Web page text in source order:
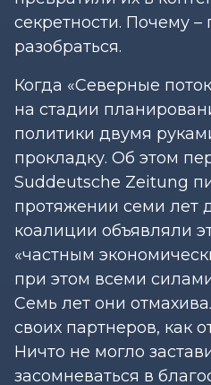
секретности. Почему –
разобраться.
Когда «Северные
на стадии
политики двумя
прокладку. Об этом
Suddeutsche Zeitung
протяжении семи лет
коалиции объявляли
«частным
при этом всеми
Семь лет они
своих партнеров, как
Ничто не могло
засомневаться в